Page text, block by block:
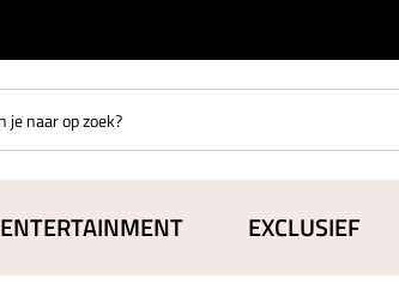
ENTERTAINMENT EXCLUSIEF